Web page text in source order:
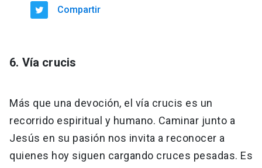
Compartir
6. Vía crucis
Más que una devoción, el vía crucis es un
recorrido espiritual y humano. Caminar junto a
Jesús en su pasión nos invita a reconocer a
quienes hoy siguen cargando cruces pesadas. Es